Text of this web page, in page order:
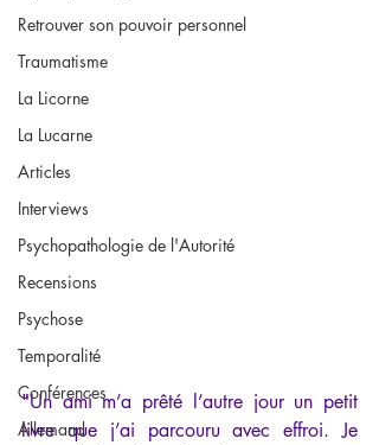
Retrouver son pouvoir personnel
Traumatisme
La Licorne
La Lucarne
Articles
Interviews
Psychopathologie de l'Autorité
Recensions
Psychose
Temporalité
Conférences
Allemand
"Un ami m’a prêté l’autre jour un petit
livre que j’ai parcouru avec effroi. Je